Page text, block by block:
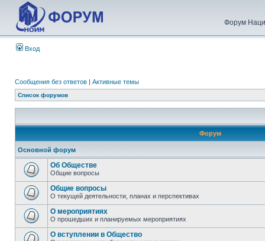
Форум
Вход
Сообщения без ответов | Активные темы
Список форумов
Форум
Основной форум
Об Обществе
Общие вопросы
Общие вопросы
О текущей деятельности, планах и перспективах
О мероприятиях
О прошедших и планируемых мероприятиях
О вступлении в Общество